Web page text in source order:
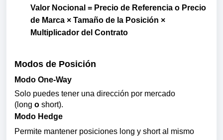
Valor Nocional = Precio de Referencia o Precio
de Marca × Tamaño de la Posición ×
Multiplicador del Contrato
Modos de Posición
Modo One-Way
Solo puedes tener una dirección por mercado
(long o short).
Modo Hedge
Permite mantener posiciones long y short al mismo